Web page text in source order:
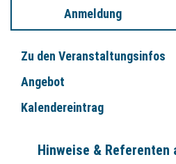
Anmeldung
Zu den Veranstaltungsinfos
Angebot
Kalendereintrag
Hinweise & Referenten